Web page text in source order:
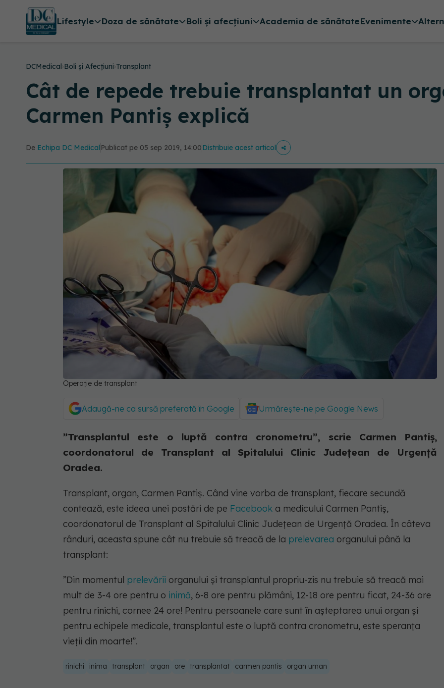
Lifestyle Doza de sănătate Boli și afecțiuni Academia de sănătateEvenimente
DCMedical›Boli și Afecțiuni›Transplant
Cât de repede trebuie transplantat un
Carmen Pantiș explică
De Echipa DC Medical Publicat pe 05 sep 2019, 14:00Distribuie acest articol
Operație de transplant
Adaugă-ne ca sursă preferată în Google Urmărește-ne pe Google News
”Transplantul este o luptă contra cronometru”, scrie Carmen Pantiș,
coordonatorul de Transplant al Spitalului Clinic Județean de Urgență
Oradea.
Transplant, organ, Carmen Pantiș. Când vine vorba de transplant, fiecare secundă
contează, este ideea unei postări de pe Facebook a medicului Carmen Pantiș,
coordonatorul de Transplant al Spitalului Clinic Județean de Urgență Oradea. În câteva
rânduri, aceasta spune cât nu trebuie să treacă de la prelevarea organului până la
transplant:
”Din momentul prelevării organului și transplantul propriu-zis nu trebuie să treacă mai
mult de 3-4 ore pentru o inimă, 6-8 ore pentru plămâni, 12-18 ore pentru ficat, 24-36 ore
pentru rinichi, cornee 24 ore! Pentru persoanele care sunt în așteptarea unui organ și
pentru echipele medicale, transplantul este o luptă contra cronometru, este speranța
vieții din moarte!”.
rinichi inima transplant organ ore transplantat carmen pantis organ uman